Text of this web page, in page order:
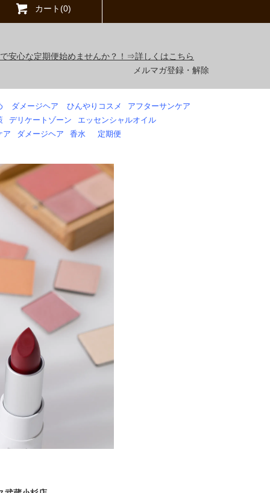
カート(0)
安心な定期便始めませんか？！⇒詳しくはこちら
メルマガ登録・解除
ダメージヘア ひんやりコスメ
アフターサンケア
デリケートゾーン
エッセンシャルオイル
ア
ダメージヘア 香水 定期便